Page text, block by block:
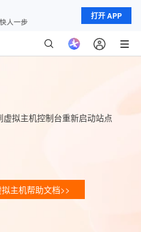
打开 APP
拟主机控制台重新启动站点
主机帮助文档>>